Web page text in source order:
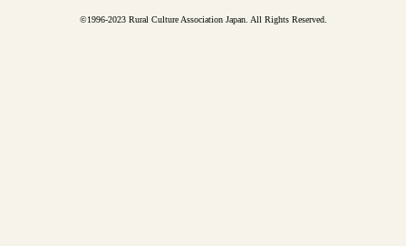
©1996-2023 Rural Culture Association Japan. All Rights Reserved.